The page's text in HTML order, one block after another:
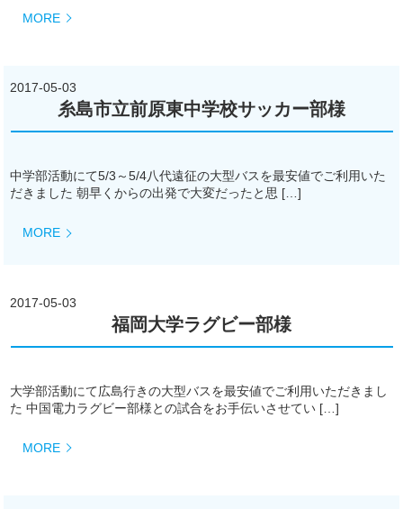
MORE
2017-05-03
糸島市立前原東中学校サッカー部様
中学部活動にて5/3～5/4八代遠征の大型バスを最安値でご利用いた
だきました 朝早くからの出発で大変だったと思 […]
MORE
2017-05-03
福岡大学ラグビー部様
大学部活動にて広島行きの大型バスを最安値でご利用いただきまし
た 中国電力ラグビー部様との試合をお手伝いさせてい […]
MORE